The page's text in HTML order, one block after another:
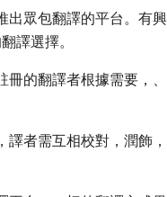
出眾包翻譯的平台。有
譯選擇。
冊的翻譯者根據需要，
譯者需互相校對，潤飾